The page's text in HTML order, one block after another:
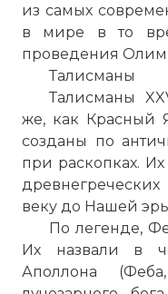
из самых
в мире в то
проведения
Талисманы
Талисманы
же, как Красный
созданы по
при раскопках.
веку до Нашей
По легенде,
Их назвали в
Аполлона